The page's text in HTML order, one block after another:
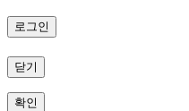
로그인
닫기
확인